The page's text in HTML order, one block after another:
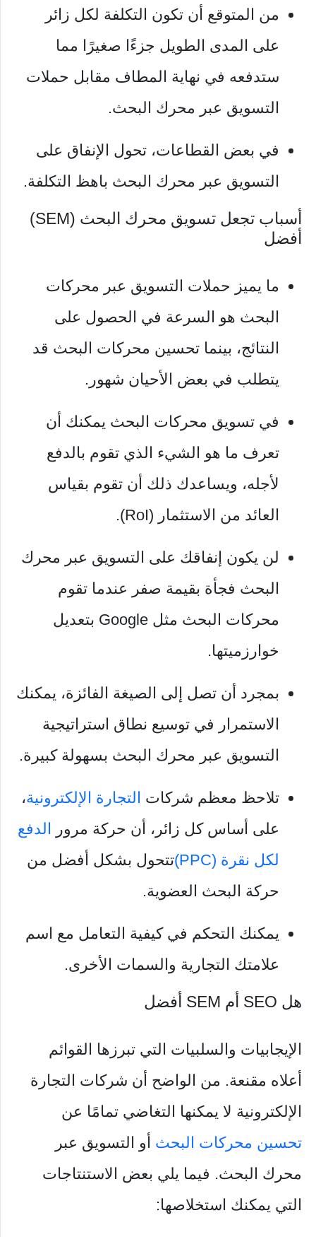
من المتوقع أن تكون التكلفة لكل زائر
على المدى الطويل جزءًا صغيرًا مما
ستدفعه في نهاية المطاف مقابل حملات
التسويق عبر محرك البحث.
في بعض القطاعات، تحول الإنفاق على
التسويق عبر محرك البحث باهظ التكلفة.
أسباب تجعل تسويق محرك البحث (SEM)
أفضل
ما يميز حملات التسويق عبر محركات
البحث هو السرعة في الحصول على
النتائج، بينما تحسين محركات البحث قد
يتطلب في بعض الأحيان شهور.
في تسويق محركات البحث يمكنك أن
تعرف ما هو الشيء الذي تقوم بالدفع
لأجله، ويساعدك ذلك أن تقوم بقياس
العائد من الاستثمار (RoI).
لن يكون إنفاقك على التسويق عبر محرك
البحث فجأة بقيمة صفر عندما تقوم
محركات البحث مثل Google بتعديل
خوارزميتها.
بمجرد أن تصل إلى الصيغة الفائزة، يمكنك
الاستمرار في توسيع نطاق استراتيجية
التسويق عبر محرك البحث بسهولة كبيرة.
تلاحظ معظم شركات التجارة الإلكترونية،
على أساس كل زائر، أن حركة مرور الدفع
لكل نقرة (PPC)
تتحول بشكل أفضل من
حركة البحث العضوية.
يمكنك التحكم في كيفية التعامل مع اسم
علامتك التجارية والسمات الأخرى.
هل SEO أم SEM أفضل
الإيجابيات والسلبيات التي تبرزها القوائم
أعلاه مقنعة. من الواضح أن شركات التجارة
الإلكترونية لا يمكنها التغاضي تمامًا عن
تحسين محركات البحث أو التسويق عبر
محرك البحث. فيما يلي بعض الاستنتاجات
التي يمكنك استخلاصها: